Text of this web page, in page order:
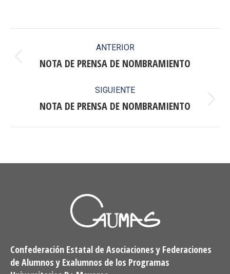
entre
publicaciones
ANTERIOR
Publicación
NOTA DE PRENSA DE NOMBRAMIENTO
SIGUIENTE
Publicación
NOTA DE PRENSA DE NOMBRAMIENTO
Confederación Estatal de Asociaciones y Federaciones
de Alumnos y Exalumnos de los Programas